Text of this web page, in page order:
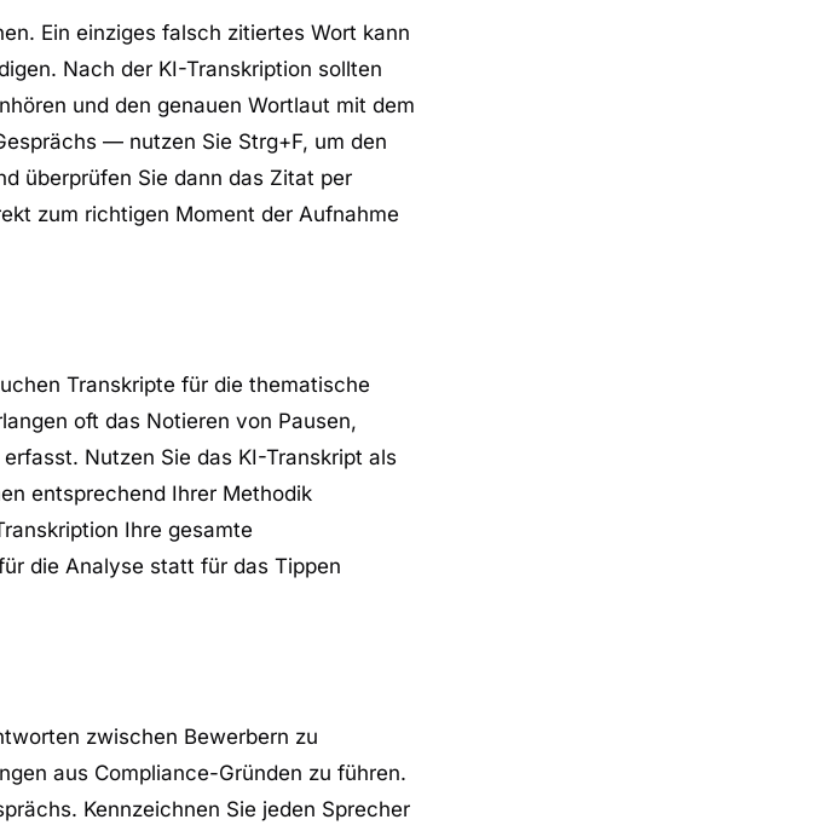
Ein einziges falsch zitiertes Wort kann
Nach der KI-Transkription sollten
und den genauen Wortlaut mit dem
— nutzen Sie Strg+F, um den
überprüfen Sie dann das Zitat per
zum richtigen Moment der Aufnahme
Transkripte für die thematische
oft das Notieren von Pausen,
Nutzen Sie das KI-Transkript als
entsprechend Ihrer Methodik
Ihre gesamte
die Analyse statt für das Tippen
zwischen Bewerbern zu
aus Compliance-Gründen zu führen.
Kennzeichnen Sie jeden Sprecher